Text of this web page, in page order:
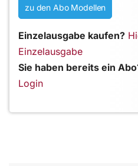
zu den Abo Modellen
Einzelausgabe kaufen?
Einzelausgabe
Sie haben bereits ein
Login